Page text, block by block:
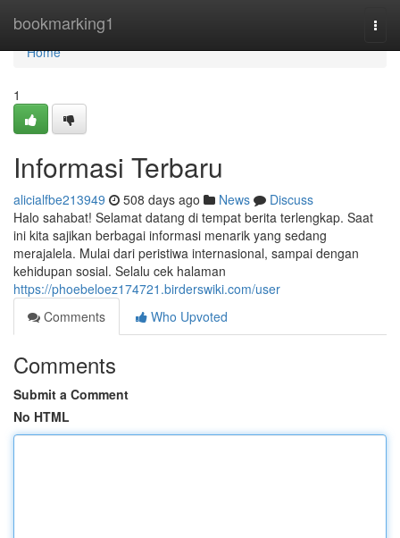
bookmarking1
Home
Home
1
Informasi Terbaru
alicialfbe213949 508 days ago News
Discuss
Halo sahabat! Selamat datang di tempat berita terlengkap. Saat
ini kita sajikan berbagai informasi menarik yang sedang
merajalela. Mulai dari peristiwa internasional, sampai dengan
kehidupan sosial. Selalu cek halaman
https://phoebeloez174721.birderswiki.com/user
Comments
Who Upvoted
Comments
Submit a Comment
No HTML